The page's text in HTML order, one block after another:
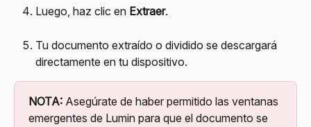
Luego, haz clic en Extraer.
Tu documento extraído o dividido se descargará
directamente en tu dispositivo.
NOTA: Asegúrate de haber permitido las ventanas
emergentes de Lumin para que el documento se